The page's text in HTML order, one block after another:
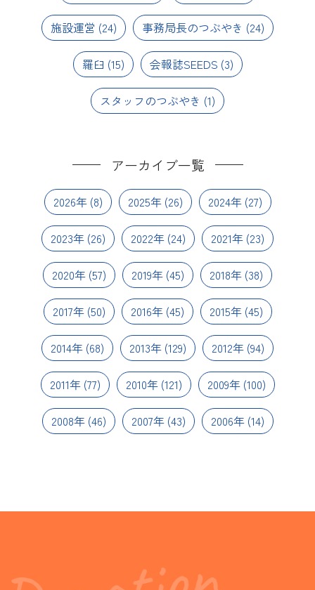
施設運営 (24) 事務局長のつぶやき (24)
羅臼 (15) 会報誌SEEDS (3)
スタッフのつぶやき (1)
アーカイブ一覧
2026年(8) 2025年(26) 2024年(27)
2023年 (26) 2022年 (24) 2021年 (23)
2020年 (57) 2019年 (45) 2018年 (38)
2017年(50) 2016年(45) 2015年(45)
2014年 (68) 2013年 (129) 2012年 (94)
2011年(77) 2010年(121) 2009年(100)
2008年(46) 2007年(43) 2006年(14)